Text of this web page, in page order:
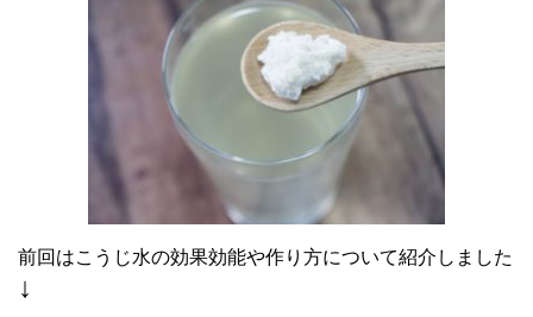
前回はこうじ水の効果効能や作り方について紹介しました
↓